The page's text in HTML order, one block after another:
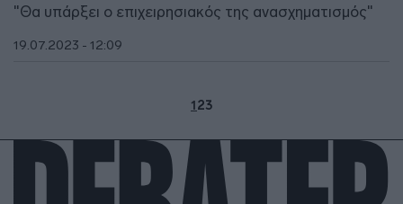
"Θα υπάρξει ο επιχειρησιακός της ανασχηματισμός"
19.07.2023 - 12:09
123